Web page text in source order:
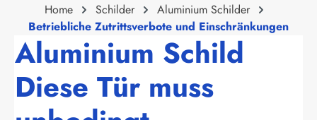
Home Schilder
Aluminium Schilder
Betriebliche Zutrittsverbote und Einschränkungen
Aluminium Schild
Diese Tür muss